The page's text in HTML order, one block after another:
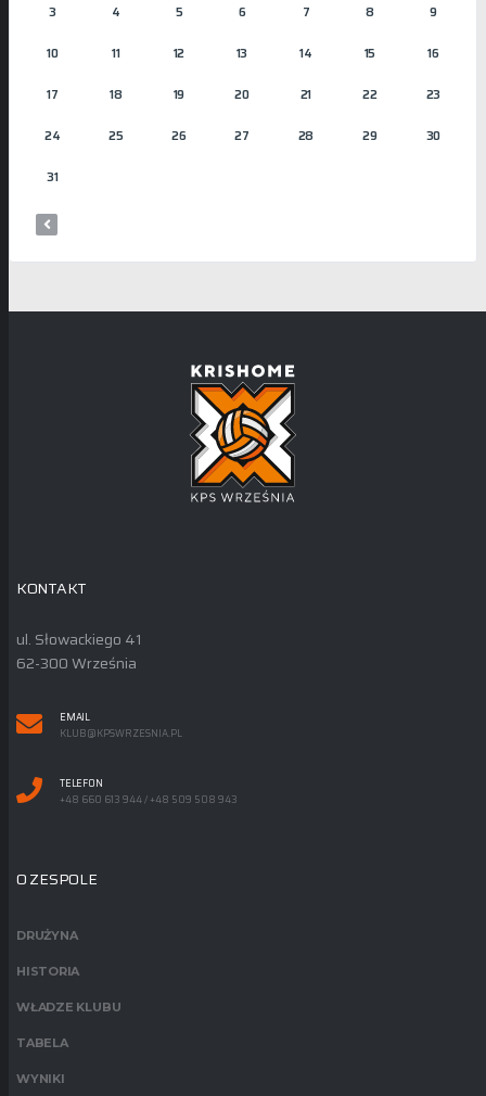
3 4 5 6 7 8 9
10 11 12 13 14 15 16
17 18 19 20 21 22 23
24 25 26 27 28 29 30
31
KONTAKT
ul. Słowackiego 41
62-300 Września
EMAIL
KLUB@KPSWRZESNIA.PL
TELEFON
+48 660 613 944 / +48 509 508 943
O ZESPOLE
DRUŻYNA
HISTORIA
WŁADZE KLUBU
TABELA
WYNIKI